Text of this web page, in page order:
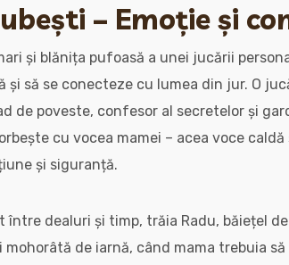
– Emoție și
și blănița pufoasă a unei jucării
și să se conecteze cu lumea din jur. O
de poveste, confesor al secretelor și
cu vocea mamei – acea voce
și siguranță.
dealuri și timp, trăia Radu, băiețel
mohorâtă de iarnă, când mama trebuia